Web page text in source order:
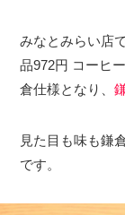
みなとみらい店
品972円 コーヒ
倉仕様となり、
見た目も味も鎌
です。